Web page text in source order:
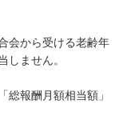
会から受ける老齢年
しません。
総報酬月額相当額」